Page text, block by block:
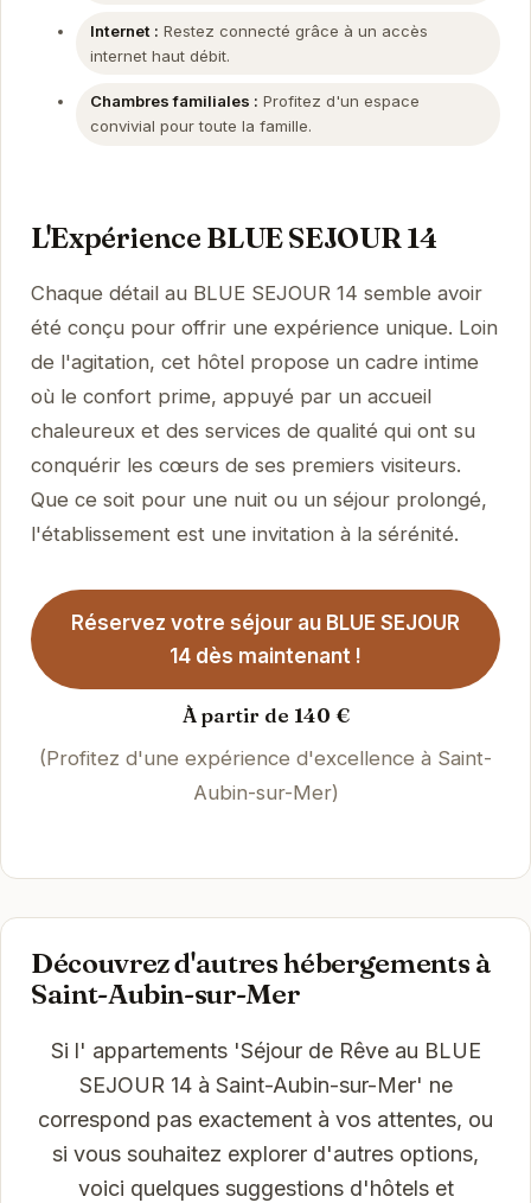
Internet : Restez connecté grâce à un accès
internet haut débit.
Chambres familiales : Profitez d'un espace
convivial pour toute la famille.
L'Expérience BLUE SEJOUR 14
Chaque détail au BLUE SEJOUR 14 semble avoir
été conçu pour offrir une expérience unique. Loin
de l'agitation, cet hôtel propose un cadre intime
où le confort prime, appuyé par un accueil
chaleureux et des services de qualité qui ont su
conquérir les cœurs de ses premiers visiteurs.
Que ce soit pour une nuit ou un séjour prolongé,
l'établissement est une invitation à la sérénité.
Réservez votre séjour au BLUE SEJOUR
14 dès maintenant !
À partir de 140 €
(Profitez d'une expérience d'excellence à Saint-
Aubin-sur-Mer)
Découvrez d'autres hébergements à
Saint-Aubin-sur-Mer
Si l' appartements 'Séjour de Rêve au BLUE
SEJOUR 14 à Saint-Aubin-sur-Mer' ne
correspond pas exactement à vos attentes, ou
si vous souhaitez explorer d'autres options,
voici quelques suggestions d'hôtels et